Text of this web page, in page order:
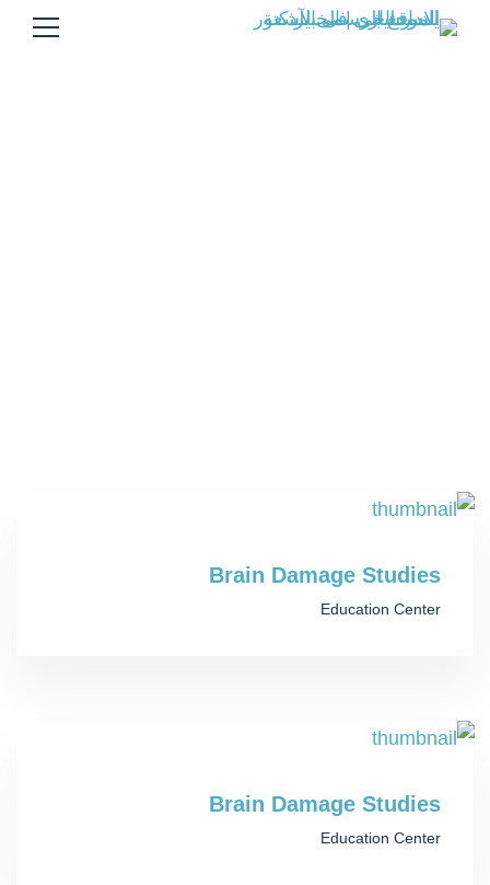
Brain Damage Studies
Education Center
Brain Damage Studies
Education Center